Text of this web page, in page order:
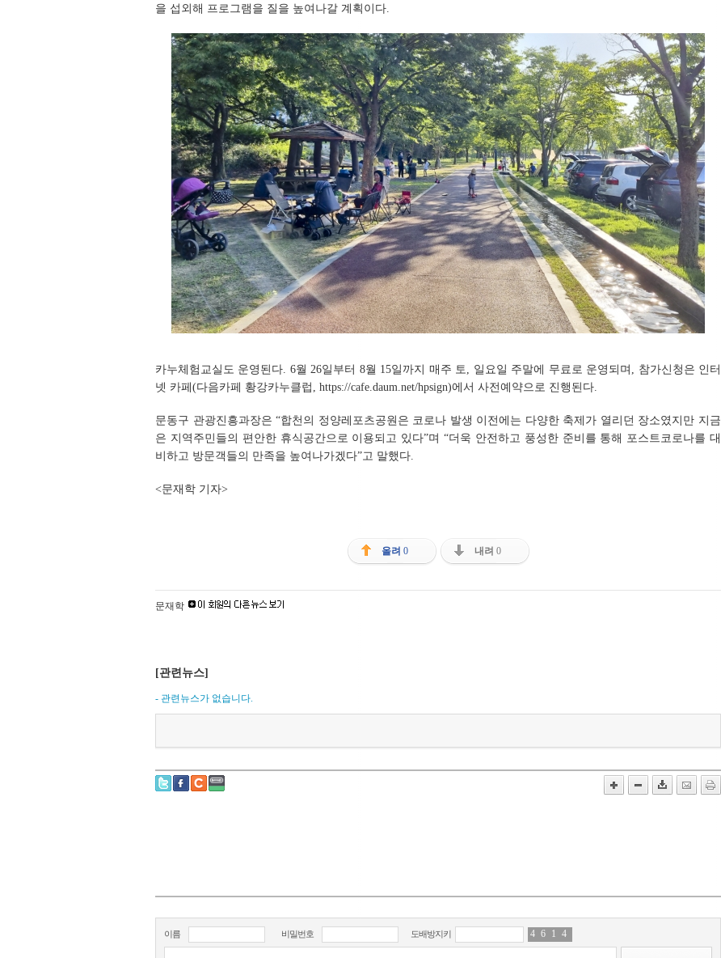
을 섭외해 프로그램을 질을 높여나갈 계획이다.
카누체험교실도 운영된다. 6월 26일부터 8월 15일까지 매주 토, 일요일 주말에 무료로 운영되며, 참가신청은 인터
넷 카페(다음카페 황강카누클럽, https://cafe.daum.net/hpsign)에서 사전예약으로 진행된다.
문동구 관광진흥과장은 “합천의 정양레포츠공원은 코로나 발생 이전에는 다양한 축제가 열리던 장소였지만 지금
은 지역주민들의 편안한 휴식공간으로 이용되고 있다”며 “더욱 안전하고 풍성한 준비를 통해 포스트코로나를 대
비하고 방문객들의 만족을 높여나가겠다”고 말했다.
<문재학 기자>
올려 0 내려 0
문재학
[관련뉴스]
- 관련뉴스가 없습니다.